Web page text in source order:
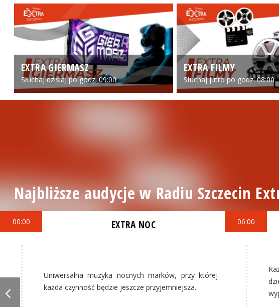
EXTRA GIERMASZ
Słuchaj dzisiaj po godz. 09:00
EXTRA FILMY
Słuchaj jutro po godz. 08:00
Najbliższe audycje w Radiu Szczecin
00:00 EXTRA NOC
Uniwersalna muzyka nocnych marków, przy której
każda czynność będzie jeszcze przyjemniejsza.
06:00